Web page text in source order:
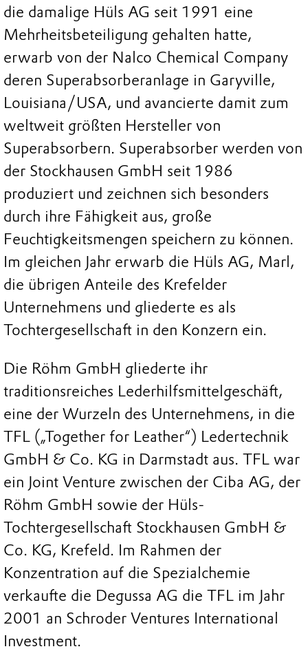
die damalige Hüls AG seit 1991 eine
Mehrheitsbeteiligung gehalten hatte,
erwarb von der Nalco Chemical Company
deren Superabsorberanlage in Garyville,
Louisiana/USA, und avancierte damit zum
weltweit größten Hersteller von
Superabsorbern. Superabsorber werden von
der Stockhausen GmbH seit 1986
produziert und zeichnen sich besonders
durch ihre Fähigkeit aus, große
Feuchtigkeitsmengen speichern zu können.
Im gleichen Jahr erwarb die Hüls AG, Marl,
die übrigen Anteile des Krefelder
Unternehmens und gliederte es als
Tochtergesellschaft in den Konzern ein.
Die Röhm GmbH gliederte ihr
traditionsreiches Lederhilfsmittelgeschäft,
eine der Wurzeln des Unternehmens, in die
TFL („Together for Leather“) Ledertechnik
GmbH & Co. KG in Darmstadt aus. TFL war
ein Joint Venture zwischen der Ciba AG, der
Röhm GmbH sowie der Hüls-
Tochtergesellschaft Stockhausen GmbH &
Co. KG, Krefeld. Im Rahmen der
Konzentration auf die Spezialchemie
verkaufte die Degussa AG die TFL im Jahr
2001 an Schroder Ventures International
Investment.